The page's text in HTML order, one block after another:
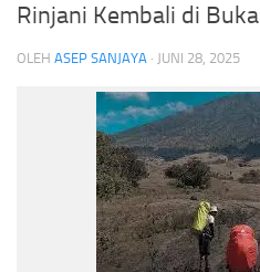
Rinjani Kembali di Buka
OLEH ASEP SANJAYA · JUNI 28, 2025